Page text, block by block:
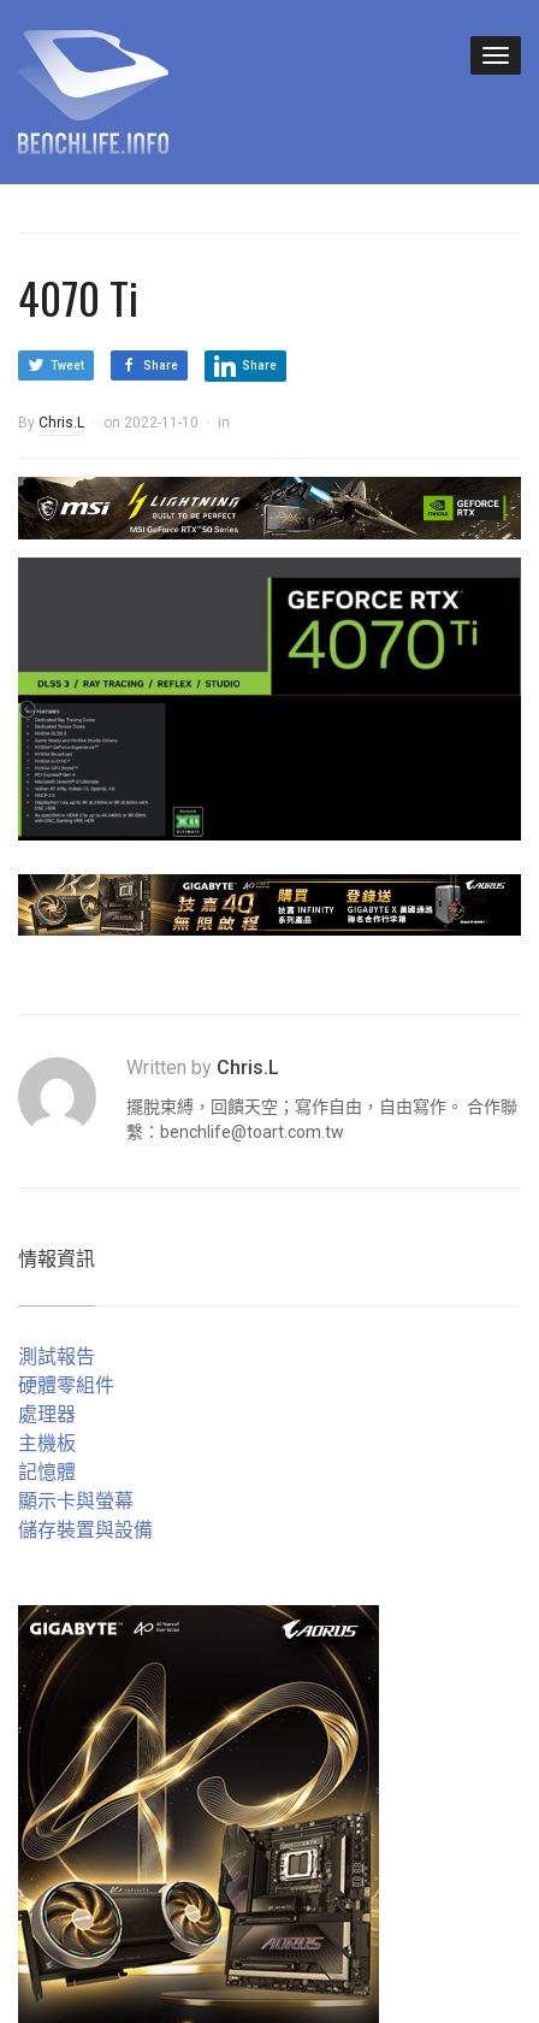
4070 Ti
Tweet Share Share
By Chris.L on 2022-11-10 in
Written by Chris.L
擺脫束縛，回饋天空；寫作自由，自由寫作。 合作聯
繫： benchlife@toart.com.tw
情報資訊
測試報告
硬體零組件
處理器
主機板
記憶體
顯示卡與螢幕
儲存裝置與設備